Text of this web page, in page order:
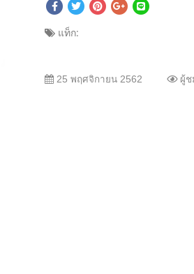
แท็ก:
25 พฤศจิกายน 2562 ผู้ช